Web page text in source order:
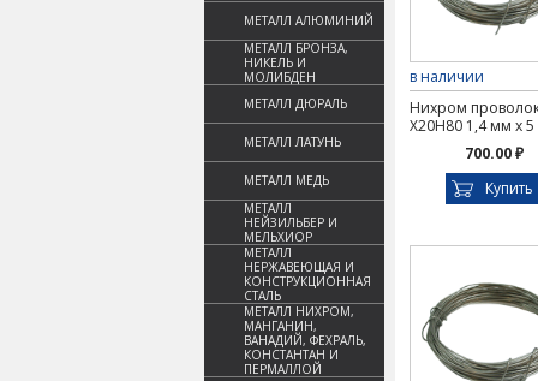
МЕТАЛЛ АЛЮМИНИЙ
МЕТАЛЛ БРОНЗА,
НИКЕЛЬ И
МОЛИБДЕН
МЕТАЛЛ ДЮРАЛЬ
МЕТАЛЛ ЛАТУНЬ
МЕТАЛЛ МЕДЬ
МЕТАЛЛ
НЕЙЗИЛЬБЕР И
МЕЛЬХИОР
МЕТАЛЛ
НЕРЖАВЕЮЩАЯ И
КОНСТРУКЦИОННАЯ
СТАЛЬ
МЕТАЛЛ НИХРОМ,
МАНГАНИН,
ВАНАДИЙ, ФЕХРАЛЬ,
КОНСТАНТАН И
ПЕРМАЛЛОЙ
в наличии
Нихром
Х20Н80 1,4 мм х
700.00 ₽
Купить